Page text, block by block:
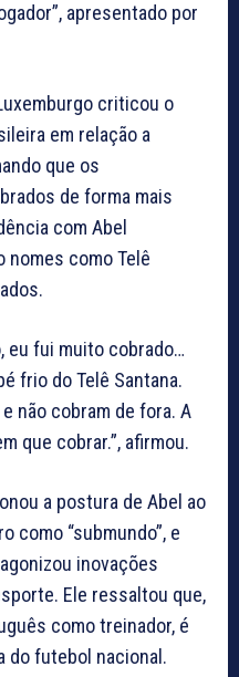
apresentado por
criticou o
em relação a
que os
de forma mais
com Abel
nomes como Telê
eu fui muito cobrado…
frio do Telê Santana.
não cobram de fora. A
que cobrar.”, afirmou.
a postura de Abel ao
como “submundo”, e
inovações
Ele ressaltou que,
como treinador, é
do futebol nacional.